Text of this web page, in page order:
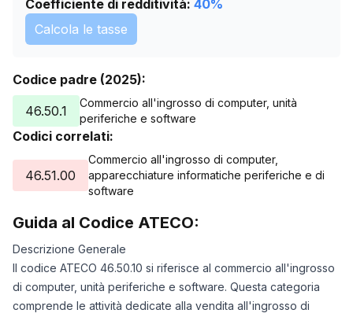
Coefficiente di redditività: 40%
Calcola le tasse
Codice padre (2025):
46.50.1
Commercio all'ingrosso di computer, unità
periferiche e software
Codici correlati:
46.51.00
Commercio all'ingrosso di computer,
apparecchiature informatiche periferiche e di
software
Guida al Codice ATECO:
Descrizione Generale
Il codice ATECO 46.50.10 si riferisce al commercio all'ingrosso
di computer, unità periferiche e software. Questa categoria
comprende le attività dedicate alla vendita all'ingrosso di